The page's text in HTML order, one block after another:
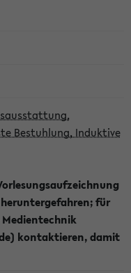
Bestuhlung, Induktive
für
kontaktieren, damit